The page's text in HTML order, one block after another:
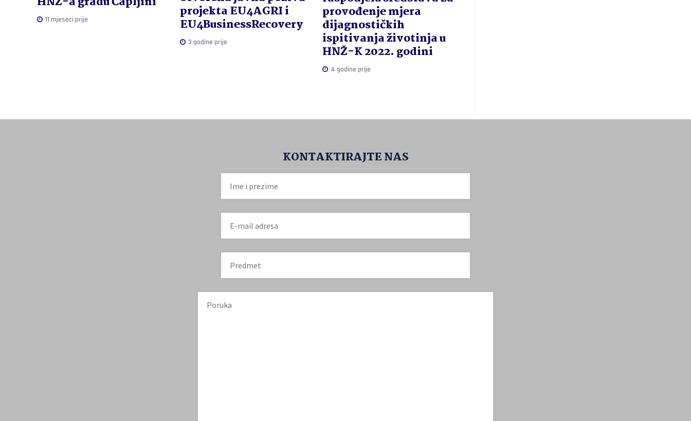
11 mjeseci prije projekta EU4AGRI i
EU4BusinessRecovery
3 godine prije
provođenje mjera
dijagnostičkih
ispitivanja životinja u
HNŽ-K 2022. godini
4 godine prije
KONTAKTIRAJTE NAS